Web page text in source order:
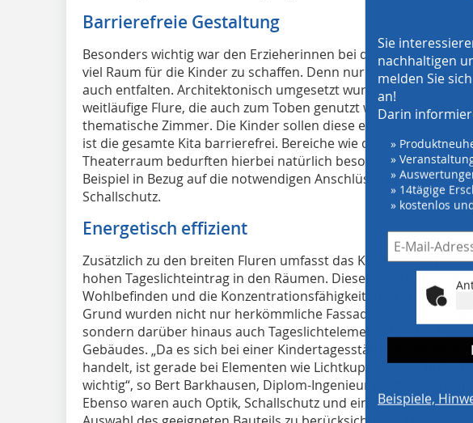
Barrierefreie Gestaltung
Besonders wichtig war den Erzieherinnen bei der Planung des
viel Raum für die Kinder zu schaffen. Denn nur wer genügend
auch entfalten. Architektonisch umgesetzt wurde dieses
weitläufige Flure, die auch zum Toben genutzt werden können,
thematische Zimmer. Die Kinder sollen diese eigenständig
ist die gesamte Kita barrierefrei. Bereiche wie die Kinderküche
Theaterraum bedurften hierbei natürlich besonderer baulicher
Beispiel in Bezug auf die notwendigen Anschlüsse und einen
Schallschutz.
Energetisch effizient
Zusätzlich zu den breiten Fluren umfasst das Konzept der Kita
hohen Tageslichteintrag in den Räumen. Dieser soll sich vor
Wohlbefinden und die Konzentrationsfähigkeit der Kinder
Grund wurden nicht nur herkömmliche Fassadenfenster für den
sondern darüber hinaus auch Tageslichtelemente für das
Gebäudes. „Da es sich bei einer Kindertagesstätte um einen
handelt, ist gerade bei Elementen wie Lichtkuppeln eine hohe
wichtig“, so Bert Barkhausen, Diplom-Ingenieur bei der Jet-
Ebenso waren auch Optik, Schallschutz und ein geringer
nachhaltigen
melden Sie
an!
Darin
»
»
»
» 14tägige
» kostenlos